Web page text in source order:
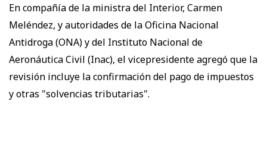
En compañía de la ministra del Interior, Carmen
Meléndez, y autoridades de la Oficina Nacional
Antidroga (ONA) y del Instituto Nacional de
Aeronáutica Civil (Inac), el vicepresidente agregó que la
revisión incluye la confirmación del pago de impuestos
y otras "solvencias tributarias".